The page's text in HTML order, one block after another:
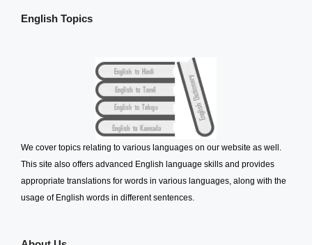
English Topics
We cover topics relating to various languages on our website as well.
This site also offers advanced English language skills and provides
appropriate translations for words in various languages, along with the
usage of English words in different sentences.